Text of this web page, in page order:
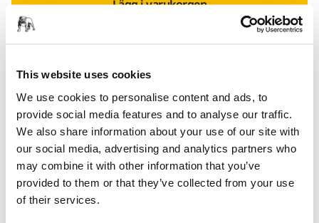
This website uses cookies
We use cookies to personalise content and ads, to
provide social media features and to analyse our traffic.
We also share information about your use of our site with
our social media, advertising and analytics partners who
may combine it with other information that you’ve
provided to them or that they’ve collected from your use
of their services.
Lägg i varukorgen
Leverans inom Finland (exklusive Åland)
Snabb leverans
Fri frakt över 49.90€ inkl.moms
Säker kortbetalning
Uppföljning av försändelse